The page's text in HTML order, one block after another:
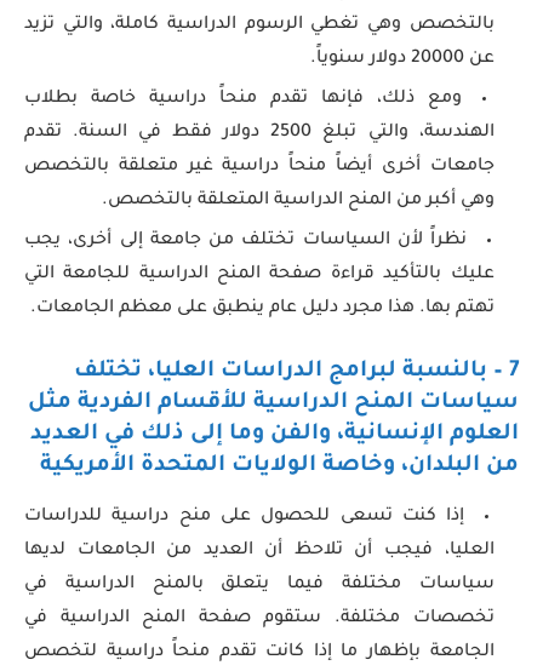
بالتخصص وهي تغطي الرسوم الدراسية كاملة، والتي تزيد
عن 20000 دولار سنوياً.
ومع ذلك، فإنها تقدم منحاً دراسية خاصة بطلاب
الهندسة، والتي تبلغ 2500 دولار فقط في السنة. تقدم
جامعات أخرى أيضاً منحاً دراسية غير متعلقة بالتخصص
وهي أكبر من المنح الدراسية المتعلقة بالتخصص.
نظراً لأن السياسات تختلف من جامعة إلى أخرى، يجب
عليك بالتأكيد قراءة صفحة المنح الدراسية للجامعة التي
تهتم بها. هذا مجرد دليل عام ينطبق على معظم الجامعات.
7 – بالنسبة لبرامج الدراسات العليا، تختلف
سياسات المنح الدراسية للأقسام الفردية مثل
العلوم الإنسانية، والفن وما إلى ذلك في العديد
من البلدان، وخاصة الولايات المتحدة الأمريكية
إذا كنت تسعى للحصول على منح دراسية للدراسات
العليا، فيجب أن تلاحظ أن العديد من الجامعات لديها
سياسات مختلفة فيما يتعلق بالمنح الدراسية في
تخصصات مختلفة. ستقوم صفحة المنح الدراسية في
الجامعة بإظهار ما إذا كانت تقدم منحاً دراسية لتخصص